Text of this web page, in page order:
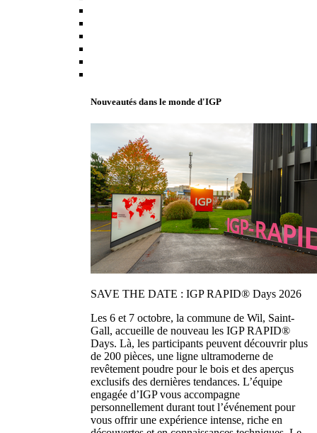
Nouveautés dans le monde d'IGP
SAVE THE DATE : IGP RAPID® Days 2026
Les 6 et 7 octobre, la commune de Wil, Saint-
Gall, accueille de nouveau les IGP RAPID®
Days. Là, les participants peuvent découvrir plus
de 200 pièces, une ligne ultramoderne de
revêtement poudre pour le bois et des aperçus
exclusifs des dernières tendances. L’équipe
engagée d’IGP vous accompagne
personnellement durant tout l’événement pour
vous offrir une expérience intense, riche en